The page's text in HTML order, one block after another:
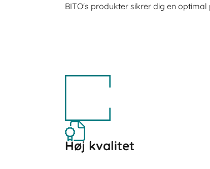
BITO's produkter sikrer dig en
Høj kvalitet